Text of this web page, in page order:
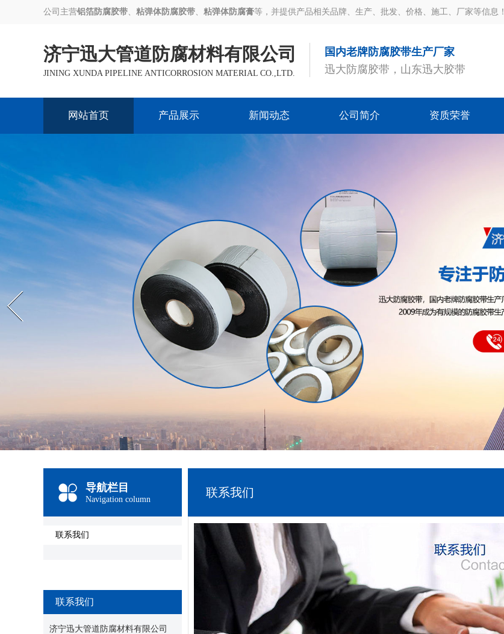
公司主营铝箔防腐胶带、 粘弹体防腐胶带、 粘弹体防腐膏等，并提供产品相关品牌、生产、批发、价格、施工、厂家等信息！
济宁迅大管道防腐材料有限公司
JINING XUNDA PIPELINE ANTICORROSION MATERIAL CO.,LTD.
国内老牌防腐胶带生产厂家
迅大防腐胶带，山东迅大胶带
网站首页 产品展示 新闻动态 公司简介 资质荣誉
导航栏目
Navigation column
联系我们
联系我们
济宁迅大管道防腐材料有限公司
联系我们